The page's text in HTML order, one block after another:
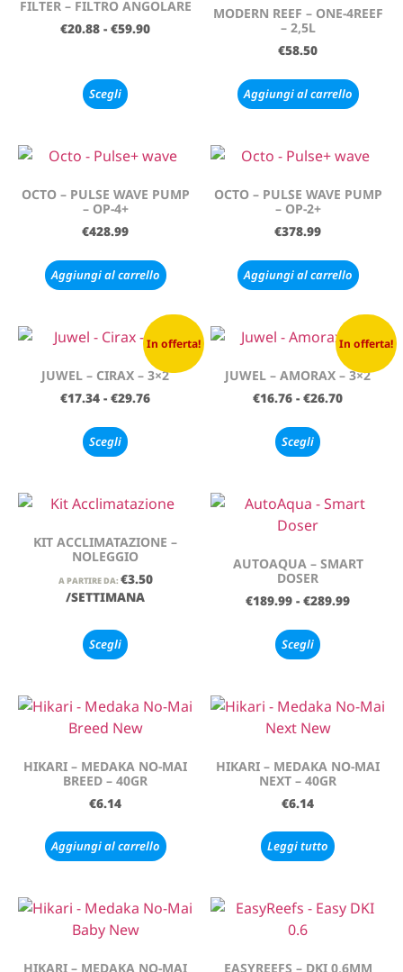
FILTER – FILTRO ANGOLARE
€20.88 - €59.90
Scegli
MODERN REEF – ONE-4REEF
– 2,5L
€58.50
Aggiungi al carrello
OCTO – PULSE WAVE PUMP
– OP-4+
€428.99
Aggiungi al carrello
OCTO – PULSE WAVE PUMP
– OP-2+
€378.99
Aggiungi al carrello
In offerta!
JUWEL – CIRAX – 3×2
€17.34 - €29.76
Scegli
In offerta!
JUWEL – AMORAX – 3×2
€16.76 - €26.70
Scegli
KIT ACCLIMATAZIONE –
NOLEGGIO
A PARTIRE DA: €3.50
/SETTIMANA
Scegli
AUTOAQUA – SMART
DOSER
€189.99 - €289.99
Scegli
HIKARI – MEDAKA NO-MAI
BREED – 40GR
€6.14
Aggiungi al carrello
HIKARI – MEDAKA NO-MAI
NEXT – 40GR
€6.14
Leggi tutto
HIKARI – MEDAKA NO-MAI EASYREEFS – DKI 0,6MM